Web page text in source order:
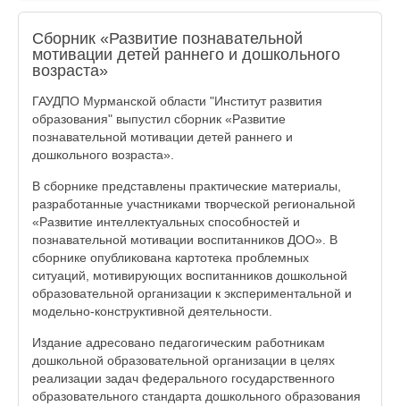
Сборник «Развитие познавательной
мотивации детей раннего и дошкольного
возраста»
ГАУДПО Мурманской области "Институт развития
образования" выпустил сборник «Развитие
познавательной мотивации детей раннего и
дошкольного возраста».
В сборнике представлены практические материалы,
разработанные участниками творческой региональной
«Развитие интеллектуальных способностей и
познавательной мотивации воспитанников ДОО». В
сборнике опубликована картотека проблемных
ситуаций, мотивирующих воспитанников дошкольной
образовательной организации к экспериментальной и
модельно-конструктивной деятельности.
Издание адресовано педагогическим работникам
дошкольной образовательной организации в целях
реализации задач федерального государственного
образовательного стандарта дошкольного образования